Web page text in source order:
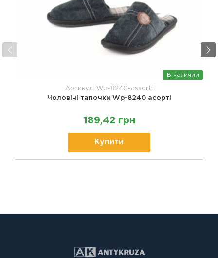
В наличии
Артикул: Wp-8240-assorti
Чоловічі тапочки Wp-8240 асорті
189,42 грн
Купити